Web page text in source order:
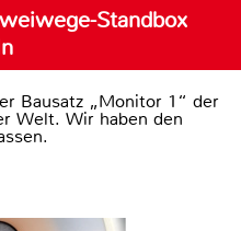
Standbox
Bausatz „Monitor 1“ der
Welt. Wir haben den